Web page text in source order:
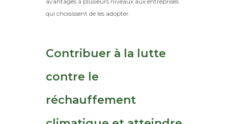
qui choisissent de les adopter.
Contribuer à la lutte
contre le
réchauffement